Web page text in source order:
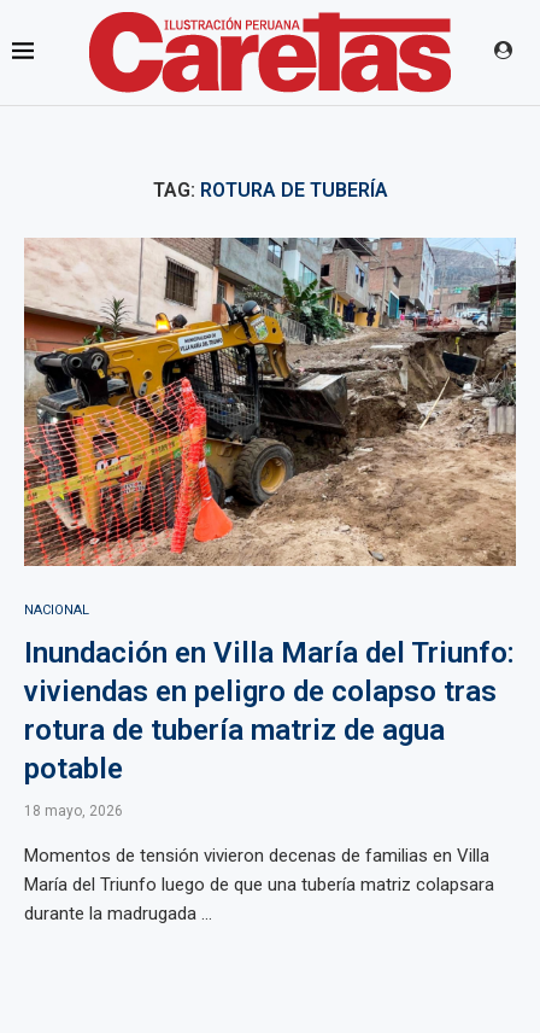
TAG: ROTURA DE TUBERÍA
NACIONAL
Inundación en Villa María del Triunfo:
viviendas en peligro de colapso tras
rotura de tubería matriz de agua
potable
18 mayo, 2026
Momentos de tensión vivieron decenas de familias en Villa
María del Triunfo luego de que una tubería matriz colapsara
durante la madrugada ...